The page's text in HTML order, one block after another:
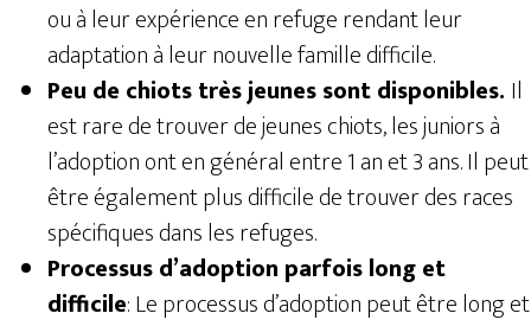
ou à leur expérience en refuge rendant leur
adaptation à leur nouvelle famille difficile.
Peu de chiots très jeunes sont disponibles. Il
est rare de trouver de jeunes chiots, les juniors à
l’adoption ont en général entre 1 an et 3 ans. Il peut
être également plus difficile de trouver des races
spécifiques dans les refuges.
Processus d’adoption parfois long et
difficile: Le processus d’adoption peut être long et